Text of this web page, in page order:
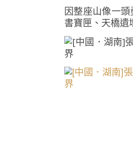
因整座山像一
書寶匣、天橋遺